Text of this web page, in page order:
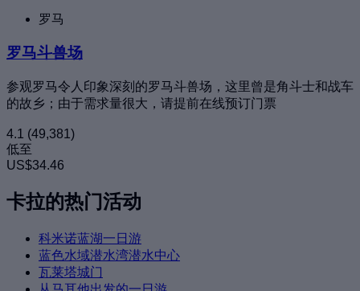
罗马
罗马斗兽场
参观罗马令人印象深刻的罗马斗兽场，这里曾是角斗士和战车
的故乡；由于需求量很大，请提前在线预订门票
4.1 (49,381)
低至
US$34.46
卡拉的热门活动
科米诺蓝湖一日游
蓝色水域潜水湾潜水中心
瓦莱塔城门